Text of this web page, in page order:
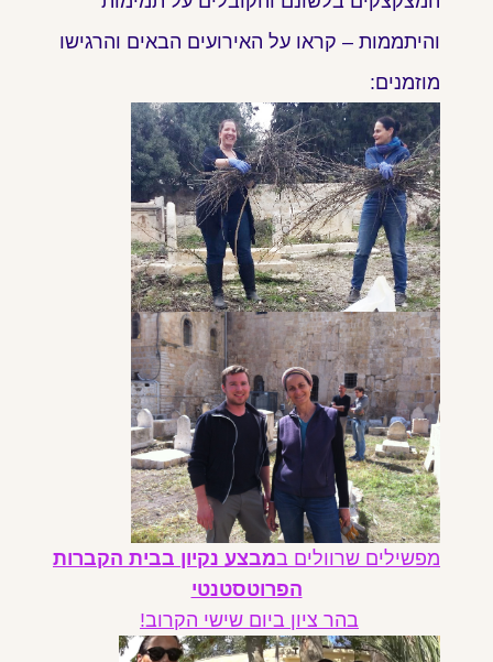
והיתממות – קראו על האירועים הבאים והרגישו
מוזמנים:
מפשילים שרוולים במבצע נקיון בבית הקברות
הפרוטסטנטי
בהר ציון ביום שישי הקרוב!